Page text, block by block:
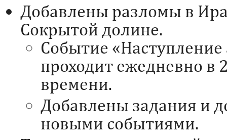
Добавлены разломы в
Сокрытой долине.
Событие
проходит ежедневно в
времени.
Добавлены задания и
новыми событиями.